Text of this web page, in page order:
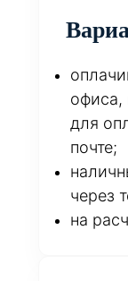
офиса,
для
почте;
через
на